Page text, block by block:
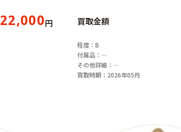
22,000円 買取金額
程度：B
付属品：―
その他詳細：―
買取時期：2026年05月